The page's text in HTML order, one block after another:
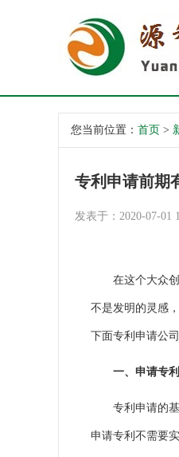
您当前位置： 首页 >
专利申请前期
发表于：2020-07-01
在这个大众创
不是发明的灵感
下面专利申请公
一、申请专
专利申请的基
申请专利不需要